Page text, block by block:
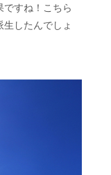
ですね！こちら
したんでしょ